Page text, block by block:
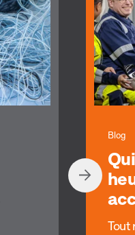
Blog
Tout